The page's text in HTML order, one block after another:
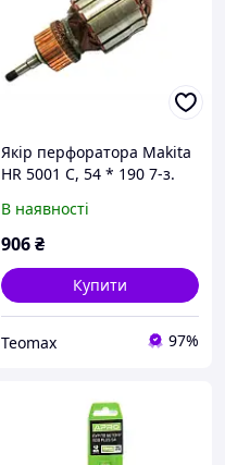
Якір перфоратора Makita
HR 5001 C, 54 * 190 7-з.
В наявності
906₴
Купити
Teomax 97%